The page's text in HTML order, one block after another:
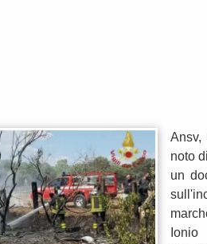
noto
un